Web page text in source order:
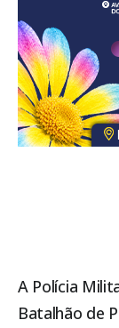
A Polícia
Batalhão de